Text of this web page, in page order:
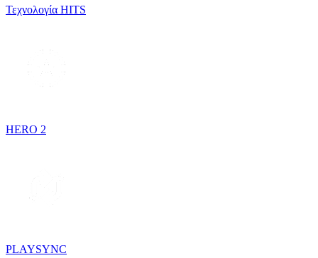
Τεχνολογία HITS
HERO 2
PLAYSYNC